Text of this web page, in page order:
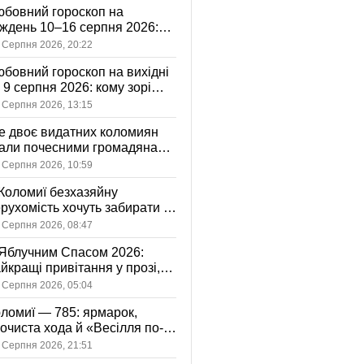
гороскоп на
10–16 серпня 2026:
зорі готують у стосунках
знаку
Серпня 2026, 20:22
гороскоп на вихідні
9 серпня 2026: кому зорі
ніжність, а кому —
розмову
Серпня 2026, 13:15
двоє видатних коломиян
почесними громадянами
Серпня 2026, 10:59
безхазяйну
хочуть забирати у
громади: що це
Серпня 2026, 08:47
Спасом 2026:
привітання у прозі,
та картинках
Серпня 2026, 05:04
— 785: ярмарок,
хода й «Весілля по-
— чим
День міста
Серпня 2026, 21:51